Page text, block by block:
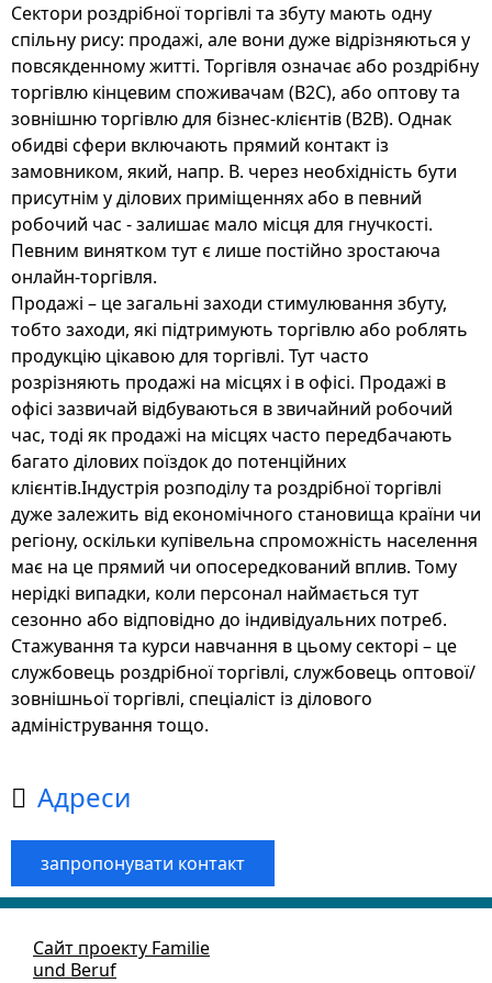
Сектори роздрібної торгівлі та збуту мають одну
спільну рису: продажі, але вони дуже відрізняються у
повсякденному житті. Торгівля означає або роздрібну
торгівлю кінцевим споживачам (B2C), або оптову та
зовнішню торгівлю для бізнес-клієнтів (B2B). Однак
обидві сфери включають прямий контакт із
замовником, який, напр. B. через необхідність бути
присутнім у ділових приміщеннях або в певний
робочий час - залишає мало місця для гнучкості.
Певним винятком тут є лише постійно зростаюча
онлайн-торгівля.
Продажі – це загальні заходи стимулювання збуту,
тобто заходи, які підтримують торгівлю або роблять
продукцію цікавою для торгівлі. Тут часто
розрізняють продажі на місцях і в офісі. Продажі в
офісі зазвичай відбуваються в звичайний робочий
час, тоді як продажі на місцях часто передбачають
багато ділових поїздок до потенційних
клієнтів.Індустрія розподілу та роздрібної торгівлі
дуже залежить від економічного становища країни чи
регіону, оскільки купівельна спроможність населення
має на це прямий чи опосередкований вплив. Тому
нерідкі випадки, коли персонал наймається тут
сезонно або відповідно до індивідуальних потреб.
Стажування та курси навчання в цьому секторі – це
службовець роздрібної торгівлі, службовець оптової/
зовнішньої торгівлі, спеціаліст із ділового
адміністрування тощо.
 Адреси
запропонувати контакт
Сайт проекту Familie
und Beruf